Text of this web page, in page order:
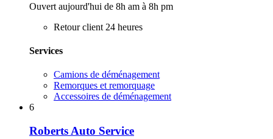
Ouvert aujourd'hui de 8h am à 8h pm
Retour client 24 heures
Services
Camions de déménagement
Remorques et remorquage
Accessoires de déménagement
6
Roberts Auto Service